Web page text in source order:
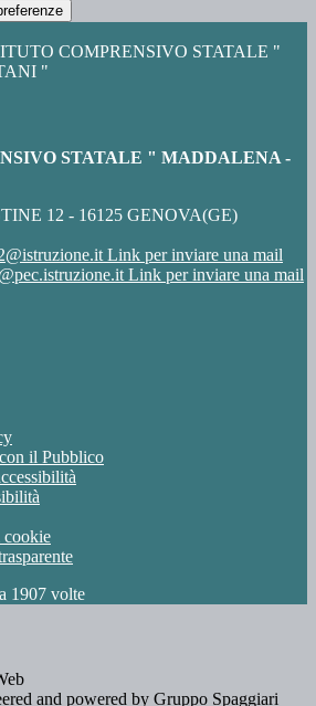
COMPRENSIVO STATALE "
"
STATALE " MADDALENA -
12 - 16125 GENOVA(GE)
Link per inviare una mail
Link per inviare una mail
il Pubblico
cookie
1907 volte
and powered by Gruppo Spaggiari